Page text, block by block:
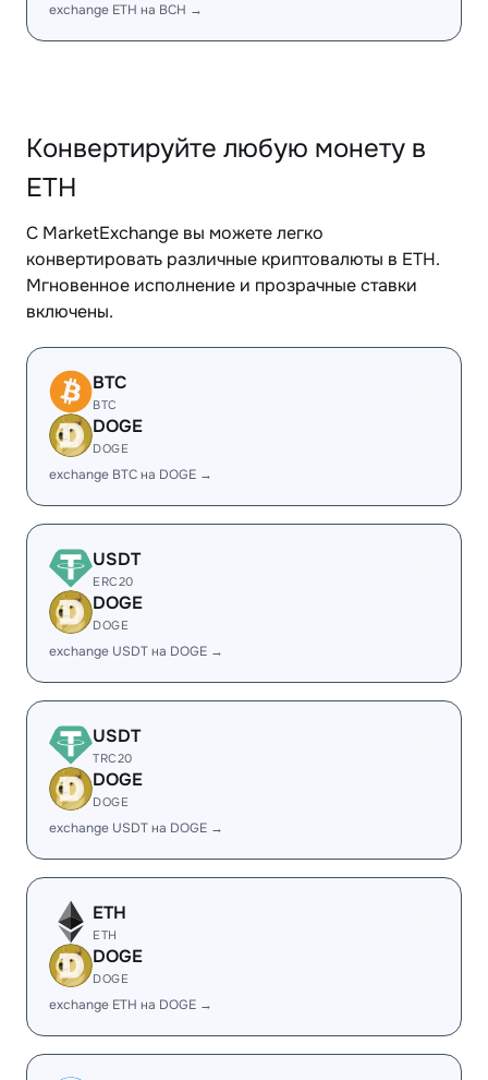
exchange ETH на BCH →
Конвертируйте любую монету в
ETH
С MarketExchange вы можете легко
конвертировать различные криптовалюты в ETH.
Мгновенное исполнение и прозрачные ставки
включены.
BTC
BTC
DOGE
DOGE
exchange BTC на DOGE →
USDT
ERC20
DOGE
DOGE
exchange USDT на DOGE →
USDT
TRC20
DOGE
DOGE
exchange USDT на DOGE →
ETH
ETH
DOGE
DOGE
exchange ETH на DOGE →